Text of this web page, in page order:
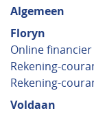
Algemeen
Floryn
Online financier
Rekening-
Rekening-
Voldaan